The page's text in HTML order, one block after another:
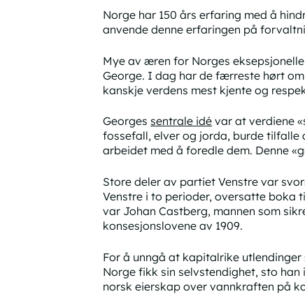
Norge har 150 års erfaring med å
anvende denne erfaringen på
Mye av æren for Norges
George. I dag har de færreste hørt
kanskje verdens mest kjente og
Georgessentrale idé var at verdiene
fossefall, elver og jorda, burde tilfalle
arbeidet med å foredle dem. Denne
Store deler av partiet Venstre var
Venstre i to perioder, oversatte boka
var Johan Castberg, mannen som
konsesjonslovene av 1909.
For å unngå at kapitalrike
Norge fikk sin selvstendighet, sto
norsk eierskap over vannkraften på